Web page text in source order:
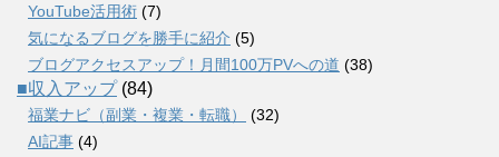
YouTube活用術 (7)
気になるブログを勝手に紹介 (5)
ブログアクセスアップ！月間100万PVへの道 (38)
■収入アップ(84)
福業ナビ（副業・複業・転職）
(32)
AI記事 (4)